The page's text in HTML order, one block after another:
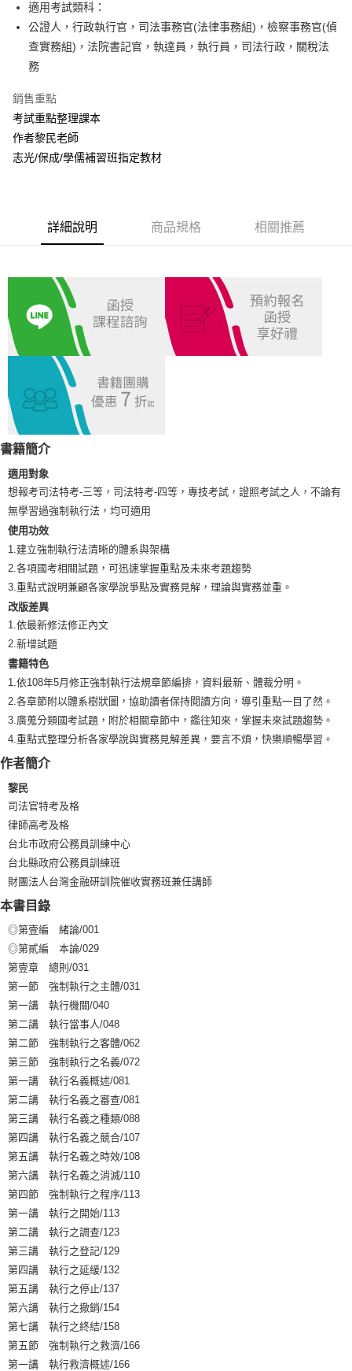
Google Pay
ATM付款
全家取貨付款
每筆NT$100，滿NT$1,000(含以上)免運費
付款後全家取貨.
每筆NT$100，滿NT$1,000(含以上)免運費
宅配
每筆NT$100，滿NT$1,000(含以上)免運費
外島郵寄
每筆NT$100，滿NT$1,000(含以上)免運費
適用考試類科：
公證人，行政執行官，司法事務官(法律事務組)，檢察事務官(偵
查實務組)，法院書記官，執達員，執行員，司法行政，關稅法
務
銷售重點
考試重點整理課本
作者黎民老師
志光/保成/學儒補習班指定教材
詳細說明 商品規格 相關推薦
書籍簡介
適用對象
想報考司法特考-三等，司法特考-四等，專技考試，證照考試之人，不論有
無學習過強制執行法，均可適用
使用功效
1.建立強制執行法清晰的體系與架構
2.各項國考相關試題，可迅速掌握重點及未來考題趨勢
3.重點式說明兼顧各家學說爭點及實務見解，理論與實務並重。
改版差異
1.依最新修法修正內文
2.新增試題
書籍特色
1.依108年5月修正強制執行法規章節編排，資料最新、體裁分明。
2.各章節附以體系樹狀圖，協助讀者保持閱讀方向，導引重點一目了然。
3.廣蒐分類國考試題，附於相關章節中，鑑往知來，掌握未來試題趨勢。
4.重點式整理分析各家學說與實務見解差異，要言不煩，快樂順暢學習。
作者簡介
黎民
司法官特考及格
律師高考及格
台北市政府公務員訓練中心
台北縣政府公務員訓練班
財團法人台灣金融研訓院催收實務班兼任講師
本書目錄
◎第壹編 緒論/001
◎第貳編 本論/029
第壹章 總則/031
第一節 強制執行之主體/031
第一講 執行機關/040
第二講 執行當事人/048
第二節 強制執行之客體/062
第三節 強制執行之名義/072
第一講 執行名義概述/081
第二講 執行名義之審查/081
第三講 執行名義之種類/088
第四講 執行名義之競合/107
第五講 執行名義之時效/108
第六講 執行名義之消滅/110
第四節 強制執行之程序/113
第一講 執行之開始/113
第二講 執行之調查/123
第三講 執行之登記/129
第四講 執行之延緩/132
第五講 執行之停止/137
第六講 執行之撤銷/154
第七講 執行之終結/158
第五節 強制執行之救濟/166
第一講 執行救濟概述/166